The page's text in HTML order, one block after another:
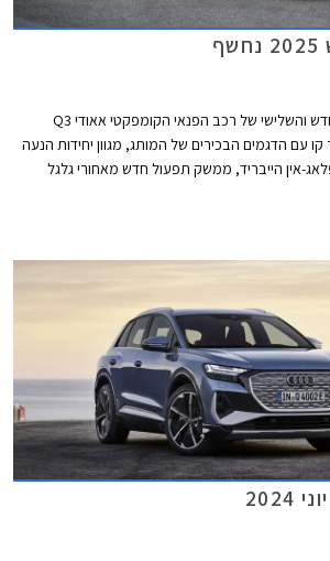
אאודי חשפה את הדור החדש והשלישי של רכב הפנאי הקומפקטי אאודי Q3
עם הדגמים הבכירים של המותג, מגוון יחידות הנעה
אין הייבריד, ממשק תפעול חדש מאחורי גלגל